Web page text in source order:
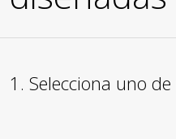
1. Selecciona uno